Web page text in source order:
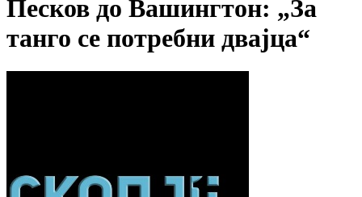
Песков до Вашингтон: „За
танго се потребни двајца“